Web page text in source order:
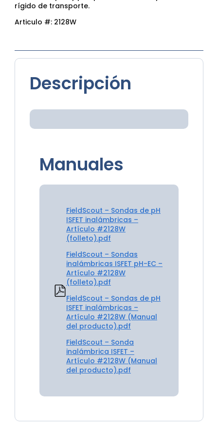
rígido de transporte.
Articulo #: 2128W
Descripción
Manuales
FieldScout – Sondas de pH
ISFET inalámbricas –
Artículo #2128W
(folleto).pdf
FieldScout – Sondas
inalámbricas ISFET pH-EC –
Artículo #2128W
(folleto).pdf
FieldScout – Sondas de pH
ISFET inalámbricas –
Artículo #2128W (Manual
del producto).pdf
FieldScout – Sonda
inalámbrica ISFET –
Artículo #2128W (Manual
del producto).pdf